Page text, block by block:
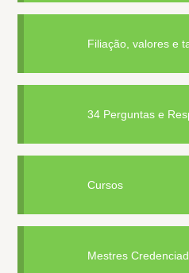
Filiação, valores e
34 Perguntas e
Cursos
Mestres